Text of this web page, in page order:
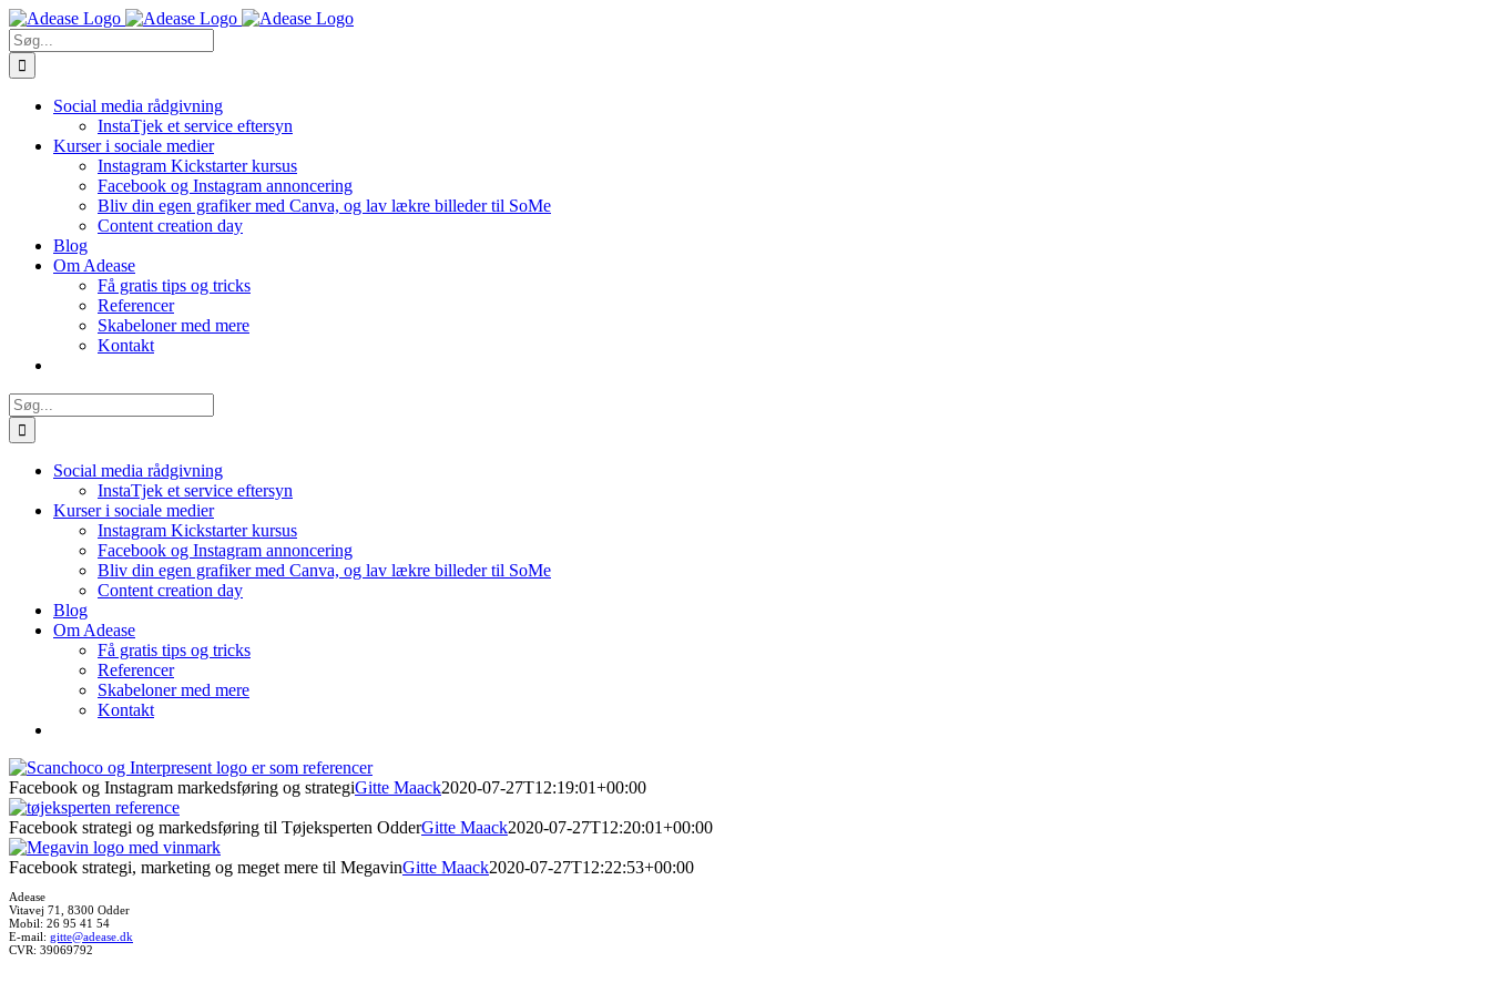
Skip
to
content
Søg
efter:
Social media rådgivning
InstaTjek et service eftersyn
Kurser i sociale medier
Instagram Kickstarter kursus
Facebook og Instagram annoncering
Bliv din egen grafiker med Canva, og lav lækre billeder til SoMe
Content creation day
Blog
Om Adease
Få gratis tips og tricks
Referencer
Skabeloner med mere
Kontakt
Søg
efter:
Social media rådgivning
InstaTjek et service eftersyn
Kurser i sociale medier
Instagram Kickstarter kursus
Facebook og Instagram annoncering
Bliv din egen grafiker med Canva, og lav lækre billeder til SoMe
Content creation day
Blog
Om Adease
Få gratis tips og tricks
Referencer
Skabeloner med mere
Kontakt
Facebook og Instagram markedsføring og strategiGitte Maack2020-07-27T12:19:01+00:00
Facebook strategi og markedsføring til Tøjeksperten OdderGitte Maack2020-07-27T12:20:01+00:00
Facebook strategi, marketing og meget mere til MegavinGitte Maack2020-07-27T12:22:53+00:00
Adease
Vitavej 71, 8300 Odder
Mobil: 26 95 41 54
E-mail: gitte@adease.dk
CVR: 39069792